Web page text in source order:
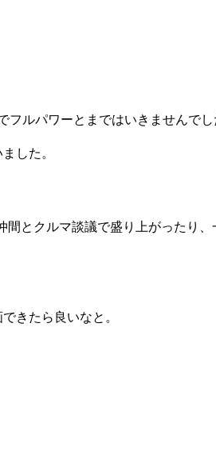
ルパワーとまではいきませんで
した。
とクルマ談議で盛り上がったり
きたら良いなと。